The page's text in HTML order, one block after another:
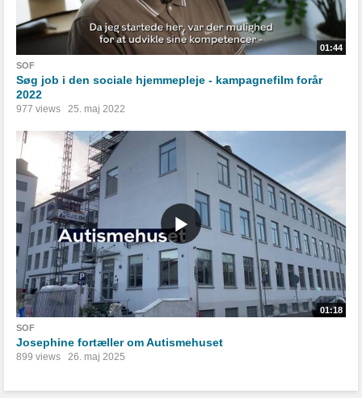
01:44
SOF
Søg job i den sociale hjemmepleje - kampagnefilm forår
2022
977 views 25. maj 2022
01:18
SOF
Josephine fortæller om Autismehuset
899 views 26. maj 2025